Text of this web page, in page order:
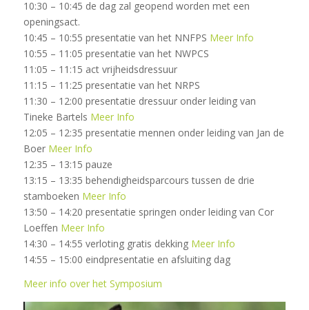
10:30 – 10:45 de dag zal geopend worden met een
openingsact.
10:45 – 10:55 presentatie van het NNFPS Meer Info
10:55 – 11:05 presentatie van het NWPCS
11:05 – 11:15 act vrijheidsdressuur
11:15 – 11:25 presentatie van het NRPS
11:30 – 12:00 presentatie dressuur onder leiding van
Tineke Bartels Meer Info
12:05 – 12:35 presentatie mennen onder leiding van Jan de
Boer Meer Info
12:35 – 13:15 pauze
13:15 – 13:35 behendigheidsparcours tussen de drie
stamboeken Meer Info
13:50 – 14:20 presentatie springen onder leiding van Cor
Loeffen Meer Info
14:30 – 14:55 verloting gratis dekking Meer Info
14:55 – 15:00 eindpresentatie en afsluiting dag
Meer info over het Symposium